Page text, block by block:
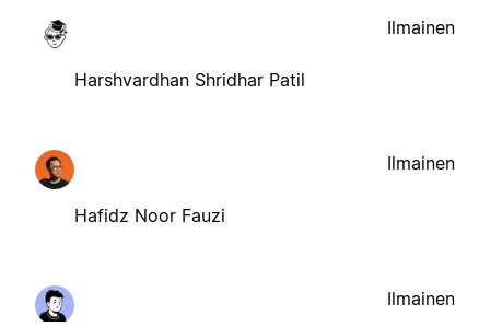
Harshvardhan Shridhar Patil
Ilmainen
Hafidz Noor Fauzi
Ilmainen
Ilmainen